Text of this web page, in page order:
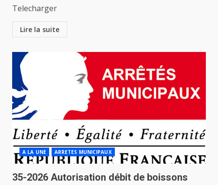
Telecharger
Lire la suite
A LA UNE ARRETES MUNICIPAUX
35-2026 Autorisation débit de boissons